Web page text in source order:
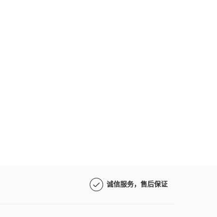
诚信服务，售后保证